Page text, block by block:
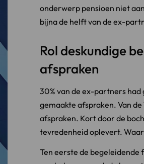
onderwerp pensioen niet
bijna de helft van de ex-
Rol deskundige
afspraken
30% van de ex-partners had
gemaakte afspraken. Van
afspraken. Kort door de
tevredenheid oplevert.
Ten eerste de begeleidende